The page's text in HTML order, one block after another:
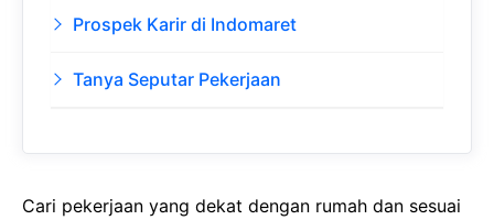
Prospek Karir di Indomaret
Tanya Seputar Pekerjaan
Cari pekerjaan yang dekat dengan rumah dan sesuai